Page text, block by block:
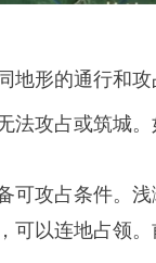
地形的通行和
法攻占或筑城
可攻占条件。
可以连地占领